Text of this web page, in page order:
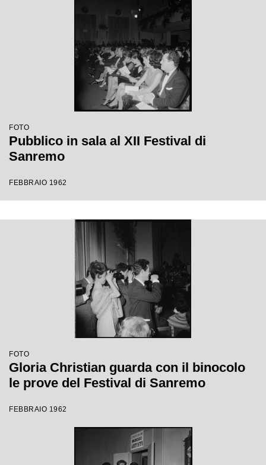
FOTO
Pubblico in sala al XII Festival di
Sanremo
FEBBRAIO 1962
FOTO
Gloria Christian guarda con il binocolo
le prove del Festival di Sanremo
FEBBRAIO 1962